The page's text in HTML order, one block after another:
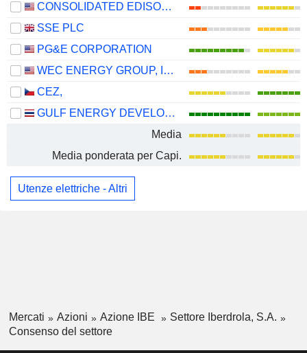
CONSOLIDATED EDISON, INC.
SSE PLC
PG&E CORPORATION
WEC ENERGY GROUP, INC.
CEZ,
GULF ENERGY DEVELOPMENT
Media
Media ponderata per Capi.
Utenze elettriche - Altri
Mercati Azioni Azione IBE
Settore Iberdrola, S.A.
Consenso del settore